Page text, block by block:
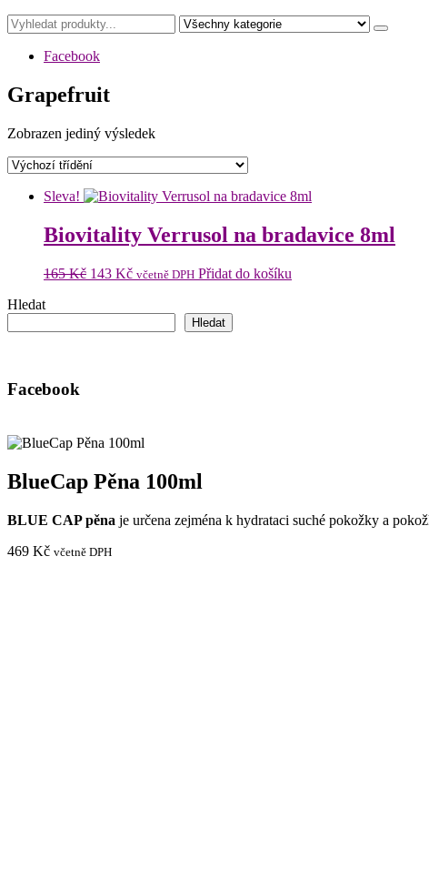
Facebook
Grapefruit
Zobrazen jediný výsledek
Sleva!
Biovitality Verrusol na bradavice 8ml
165Kč Původní
143 KčAktuální
včetně DPH Přidat do košíku
Hledat
Hledat
Facebook
BlueCap Pěna 100ml
BLUE CAP pěna je určena zejména k hydrataci suché pokožky a
469 Kč včetně DPH